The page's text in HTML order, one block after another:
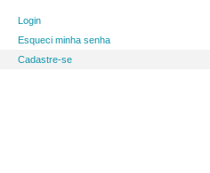
Login
Esqueci minha senha
Cadastre-se